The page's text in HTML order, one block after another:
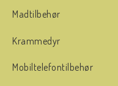
Madtilbehør
Krammedyr
Mobiltelefontilbehør